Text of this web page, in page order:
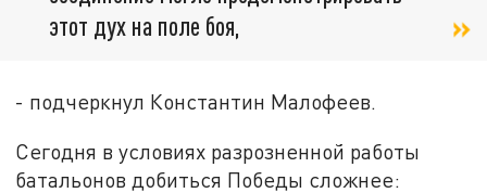
этот дух на поле боя,
- подчеркнул Константин Малофеев.
Сегодня в условиях разрозненной работы
батальонов добиться Победы сложнее: